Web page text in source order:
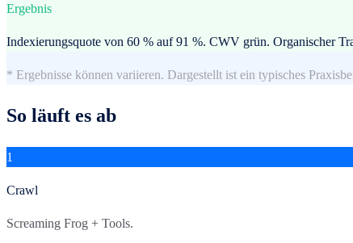
Ergebnis
Indexierungsquote von 60 % auf 91 %. CWV grün. Organischer
* Ergebnisse können variieren. Dargestellt ist ein typisches
So läuft es ab
1
Crawl
Screaming Frog + Tools.